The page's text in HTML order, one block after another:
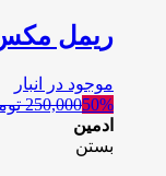
ریمل
موجود در انبار
50%
250,000
ادمین
بستن